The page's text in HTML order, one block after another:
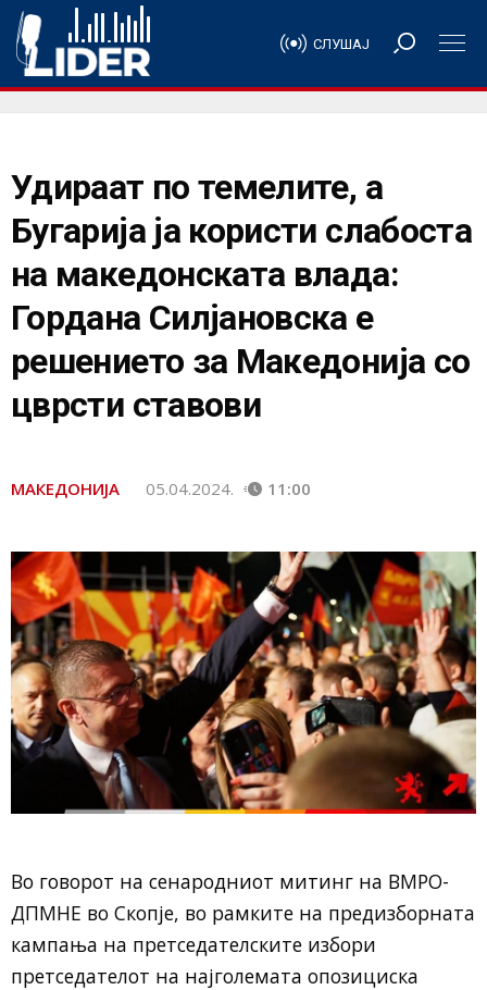
СЛУШАЈ
Удираат по темелите, а
Бугарија ја користи слабоста
на македонската влада:
Гордана Силјановска е
решението за Македонија со
цврсти ставови
МАКЕДОНИЈА 05.04.2024. 11:00
Во говорот на сенародниот митинг на ВМРО-
ДПМНЕ во Скопје, во рамките на предизборната
кампања на претседателските избори
претседателот на најголемата опозициска